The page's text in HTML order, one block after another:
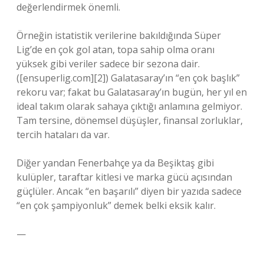
değerlendirmek önemli.
Örneğin istatistik verilerine bakıldığında Süper
Lig’de en çok gol atan, topa sahip olma oranı
yüksek gibi veriler sadece bir sezona dair.
([ensuperlig.com][2]) Galatasaray’ın “en çok başlık”
rekoru var; fakat bu Galatasaray’ın bugün, her yıl en
ideal takım olarak sahaya çıktığı anlamına gelmiyor.
Tam tersine, dönemsel düşüşler, finansal zorluklar,
tercih hataları da var.
Diğer yandan Fenerbahçe ya da Beşiktaş gibi
kulüpler, taraftar kitlesi ve marka gücü açısından
güçlüler. Ancak “en başarılı” diyen bir yazıda sadece
“en çok şampiyonluk” demek belki eksik kalır.
—